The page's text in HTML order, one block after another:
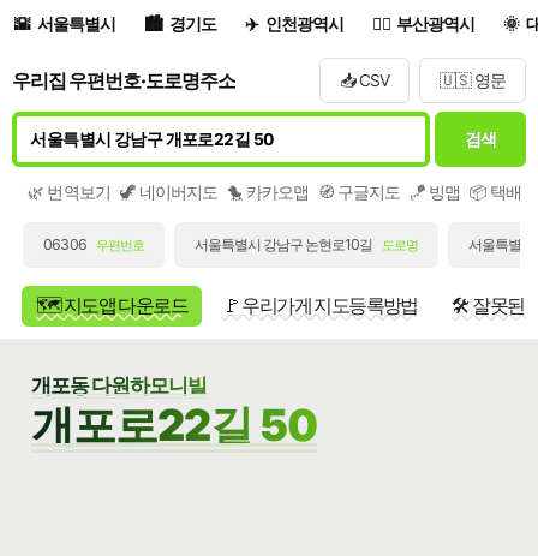
서울특별시 경기도 인천광역시 부산광역시
우리집 우편번호·도로명주소 📥 CSV 🇺🇸 영문
검색
🌿 번역보기 🦖 네이버지도 🐤 카카오맵 🧭 구글지도 🪁 빙맵 📦 택배/
06306 우편번호 서울특별시 강남구 논현로10길 도로명 서울특별
🗺️ 지도앱 다운로드 🚩 우리가게 지도등록방법 🛠️ 잘못된
개포동 다원하모니빌
개포로22길 50